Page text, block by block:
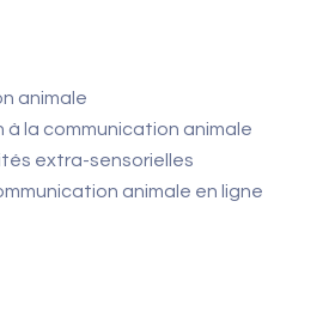
animale
à la communication animale
extra-sensorielles
animale en ligne